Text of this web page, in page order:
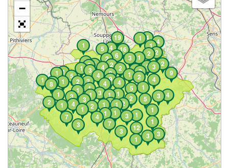
3
4
4
1
8
4
2
3
3
3
1
1
1
3
5
2
12
1
1
4
1
4
1
1 1
1
9
1
19
4
2
16
6
1
2
1
3
2
5
1
7
2
1
2
1
2
2
9
3
2
3
1
4
1
7
4 2
1
1
4
2
5
1
1
2
1
1
3
5
2
1
1
2
1
2
1
4
3
2
3
4
4
2
3
3
−